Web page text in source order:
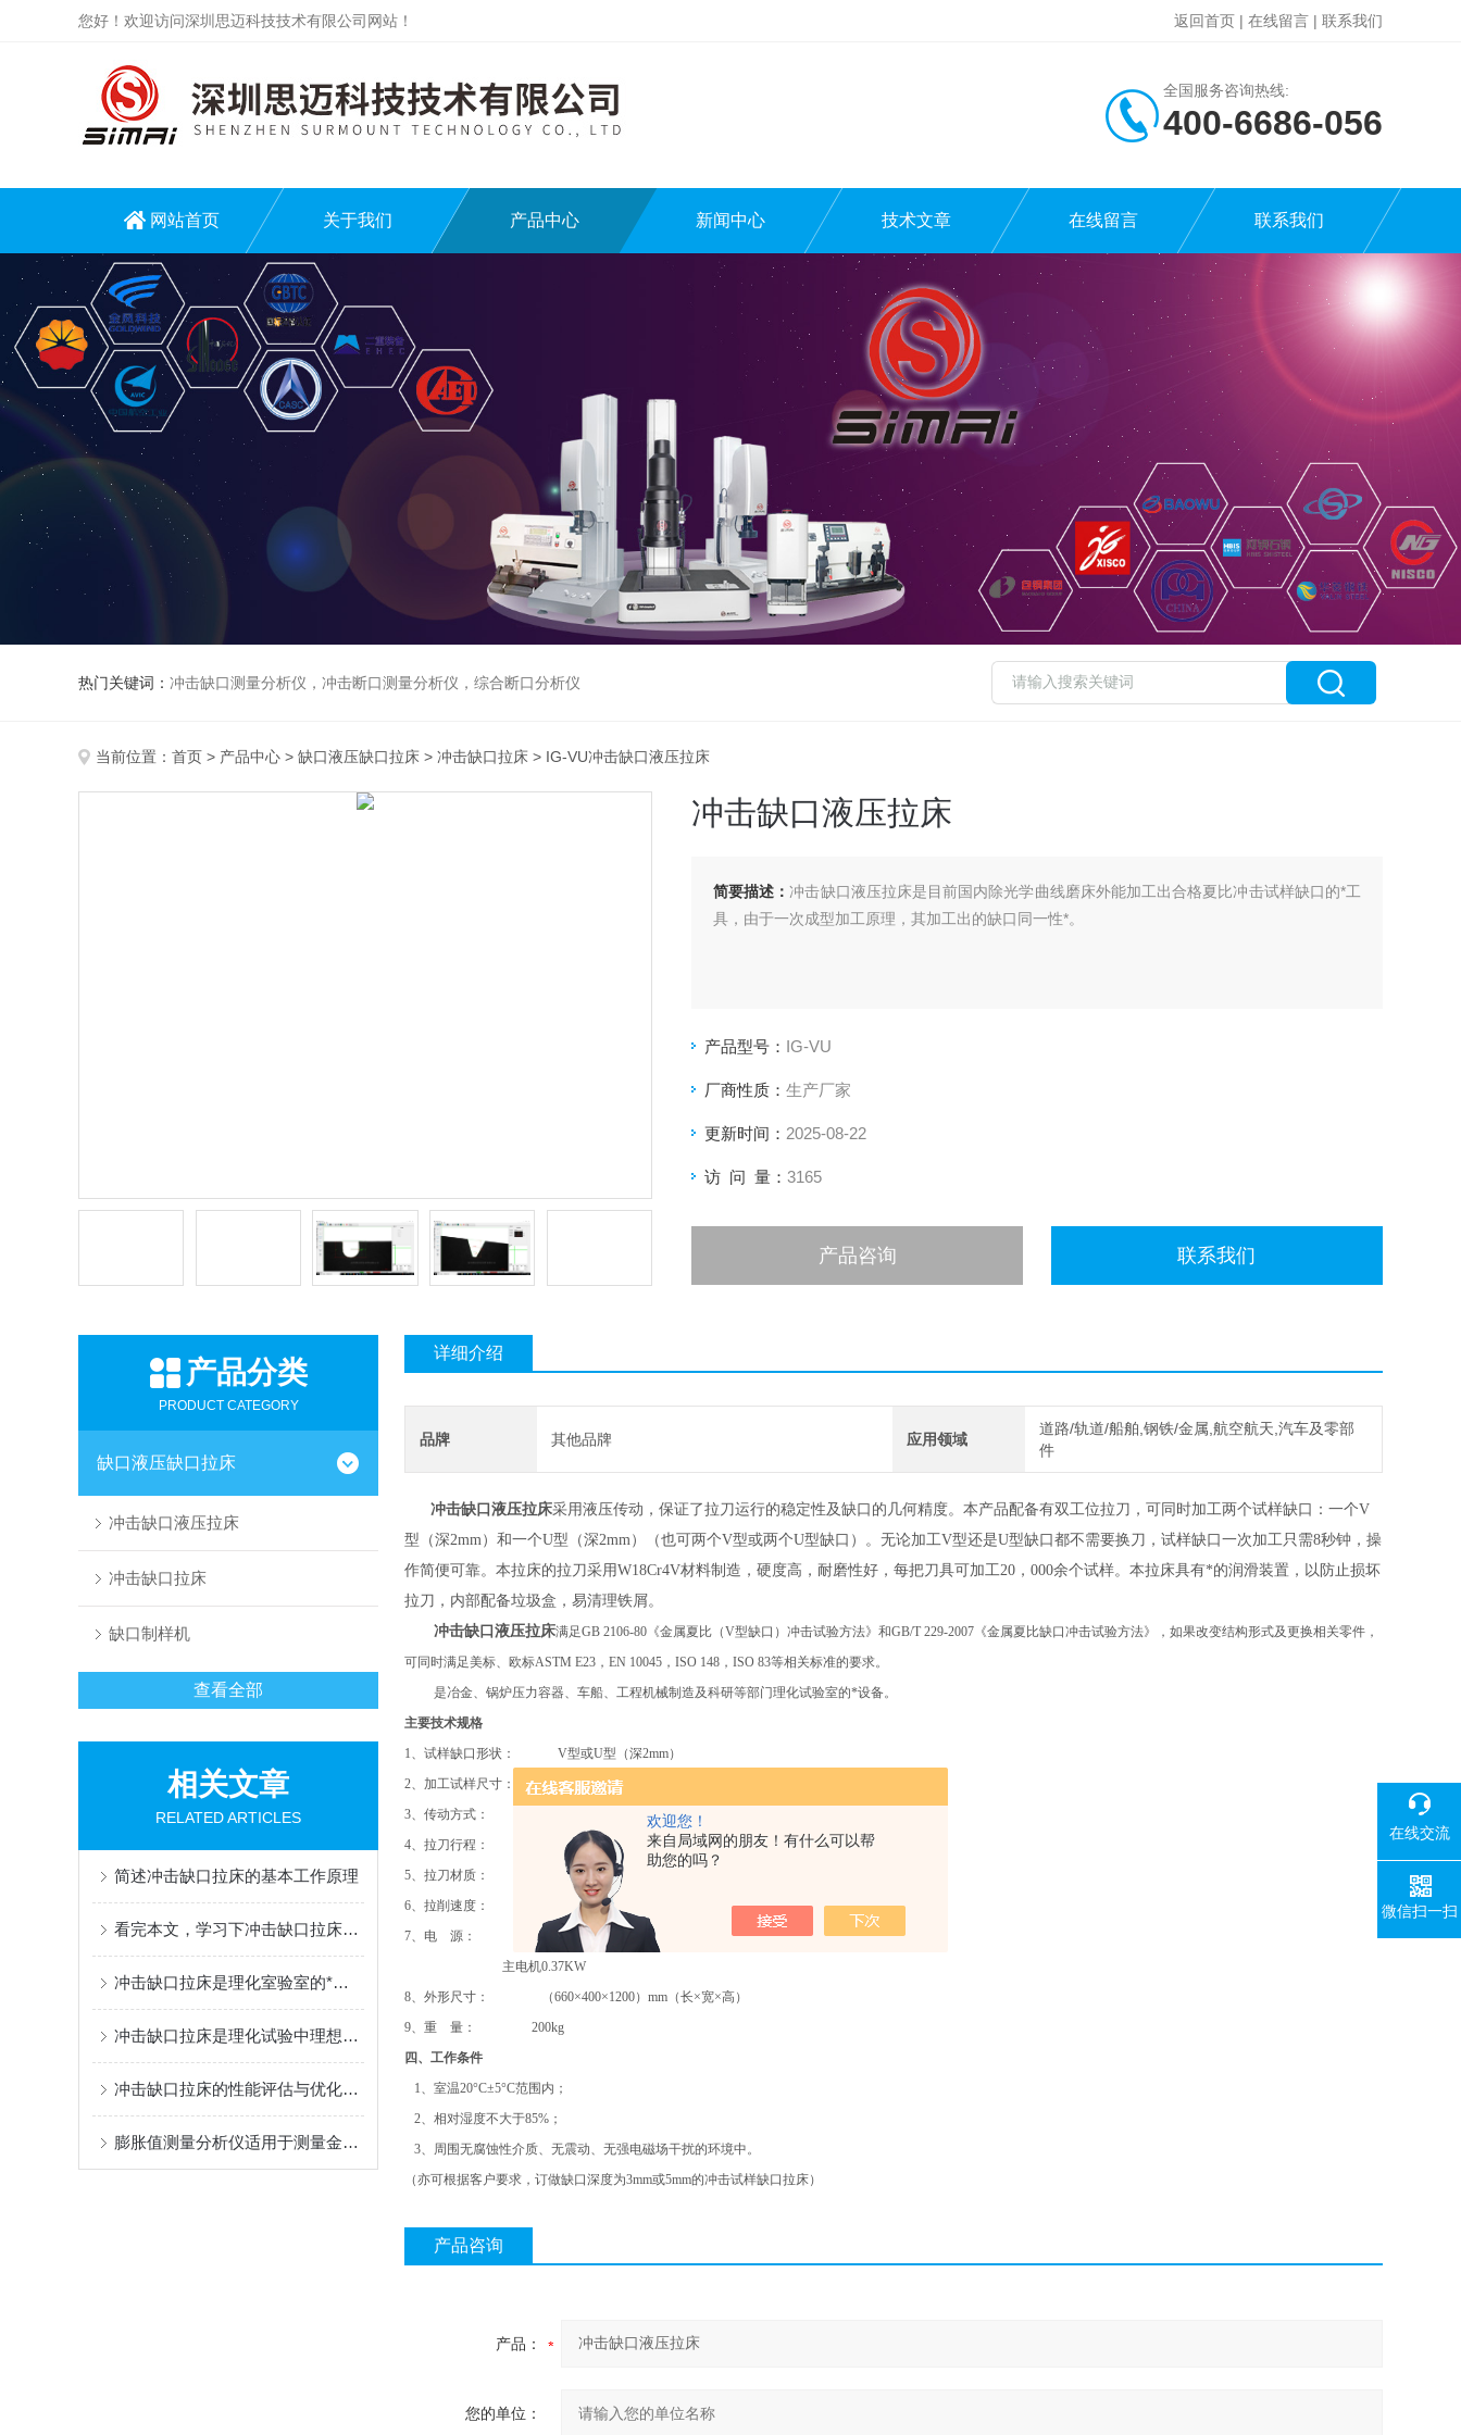
欢迎您！
来自局域网的朋友！有什么可以帮
助您的吗？
您好！欢迎访问深圳思迈科技技术有限公司网站！ 返回首页 | 在线留言 | 联系我们
全国服务咨询热线:
400-6686-056
网站首页 关于我们 产品中心 新闻中心 技术文章 在线留言 联系我们
热门关键词： 冲击缺口测量分析仪，冲击断口测量分析仪，综合断口分析仪
当前位置： 首页 > 产品中心 > 缺口液压缺口拉床 > 冲击缺口拉床 > IG-VU冲击缺口液压拉床
冲击缺口液压拉床
简要描述：冲击缺口液压拉床是目前国内除光学曲线磨床外能加工出合格夏比冲击试样缺口的*工
具，由于一次成型加工原理，其加工出的缺口同一性*。
产品型号： IG-VU
厂商性质： 生产厂家
更新时间： 2025-08-22
访 问 量： 3165
产品咨询 联系我们
产品分类
PRODUCT CATEGORY
缺口液压缺口拉床
冲击缺口液压拉床
冲击缺口拉床
缺口制样机
查看全部
相关文章
RELATED ARTICLES
简述冲击缺口拉床的基本工作原理
看完本文，学习下冲击缺口拉床的操作步骤
冲击缺口拉床是理化室验室的*设备
冲击缺口拉床是理化试验中理想的设备
冲击缺口拉床的性能评估与优化设计
膨胀值测量分析仪适用于测量金属材料的检测仪器
详细介绍
品牌 其他品牌 应用领域
道路/轨道/船舶,钢铁/金属,航空航天,汽车及零部
件
冲击缺口液压拉床采用液压传动，保证了拉刀运行的稳定性及缺口的几何精度。本产品配备有双工位拉刀，可同时加工两个试样缺口：一个V
型（深2mm）和一个U型（深2mm）（也可两个V型或两个U型缺口）。无论加工V型还是U型缺口都不需要换刀，试样缺口一次加工只需8秒钟，操
作简便可靠。本拉床的拉刀采用W18Cr4V材料制造，硬度高，耐磨性好，每把刀具可加工20，000余个试样。本拉床具有*的润滑装置，以防止损坏
拉刀，内部配备垃圾盒，易清理铁屑。
冲击缺口液压拉床满足GB 2106-80《金属夏比（V型缺口）冲击试验方法》和GB/T 229-2007《金属夏比缺口冲击试验方法》，如果改变结构形式及更换相关零件，
可同时满足美标、欧标ASTM E23，EN 10045，ISO 148，ISO 83等相关标准的要求。
是冶金、锅炉压力容器、车船、工程机械制造及科研等部门理化试验室的*设备。
主要技术规格
1、试样缺口形状： V型或U型（深2mm）
2、加工试样尺寸： 10×10（7.5或5）×55 mm
3、传动方式： 液压
4、拉刀行程： 350mm
5、拉刀材质： W18Cr4V
6、拉削速度： 2.5m/min
7、电 源： 三相四线制380V 50Hz 0.4KW
主电机0.37KW
8、外形尺寸： （660×400×1200）mm（长×宽×高）
9、重 量： 200kg
四、工作条件
1、室温20°C±5°C范围内；
2、相对湿度不大于85%；
3、周围无腐蚀性介质、无震动、无强电磁场干扰的环境中。
（亦可根据客户要求，订做缺口深度为3mm或5mm的冲击试样缺口拉床）
产品咨询
产品：
您的单位：
在线交流
微信扫一扫